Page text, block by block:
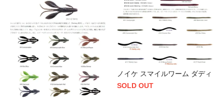
ノイケ スマイルワーム ダディ
SOLD OUT